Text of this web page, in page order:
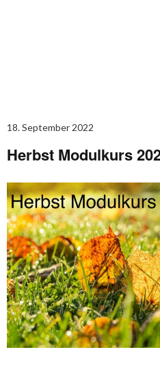
18. September 2022
Herbst Modulkurs